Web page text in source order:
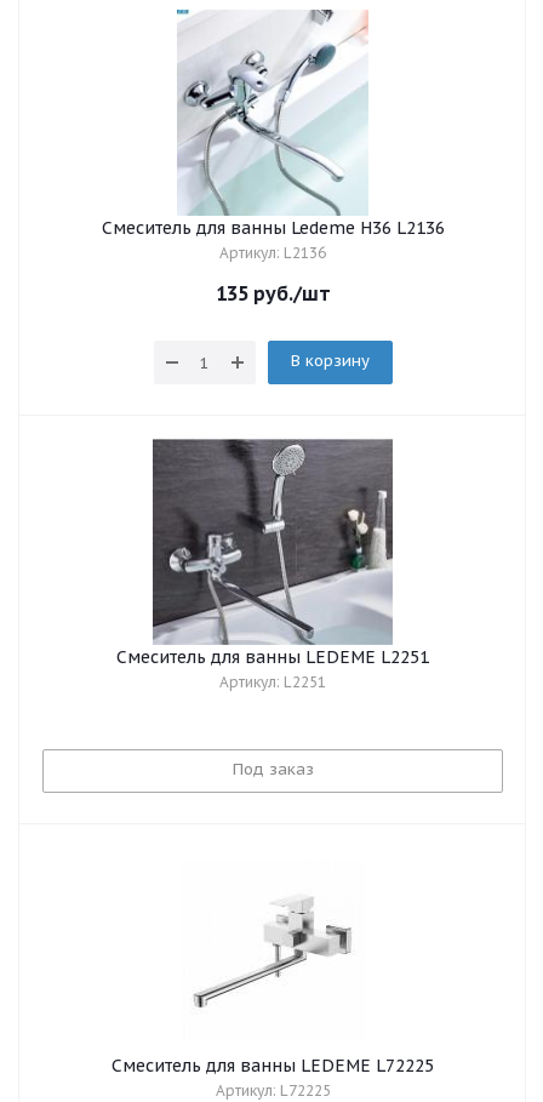
Смеситель для ванны Ledeme H36 L2136
Артикул: L2136
135руб./шт
В корзину
Смеситель для ванны LEDEME L2251
Артикул: L2251
Под заказ
Смеситель для ванны LEDEME L72225
Артикул: L72225